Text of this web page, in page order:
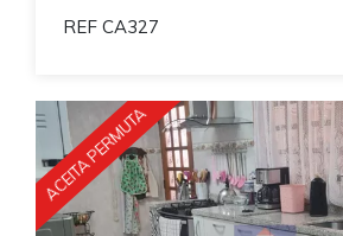
REF CA327
ACEITA PERMUTA